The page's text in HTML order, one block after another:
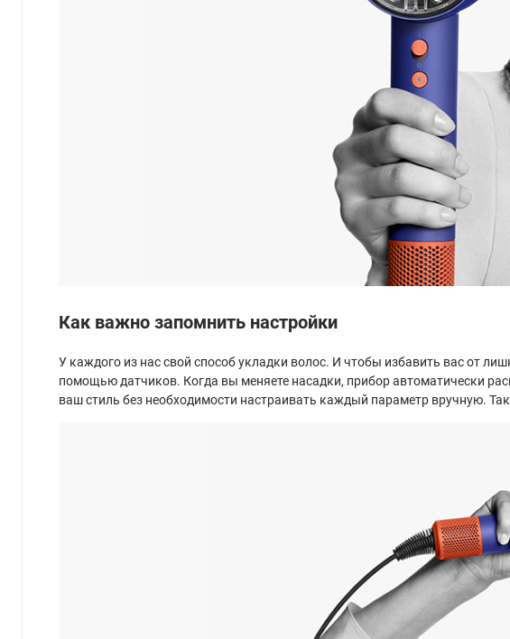
Как важно запомнить настройки
У каждого из нас свой способ укладки волос. И чтобы избавить вас от
помощью датчиков. Когда вы меняете насадки, прибор автоматически
ваш стиль без необходимости настраивать каждый параметр вручную.